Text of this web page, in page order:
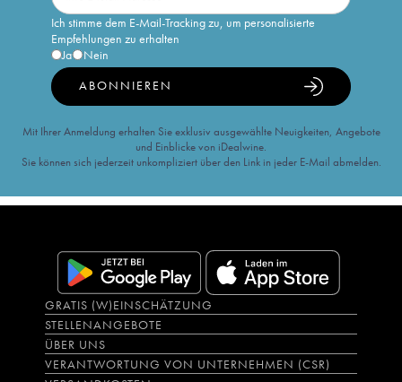
Ich stimme dem E-Mail-Tracking zu, um personalisierte
Empfehlungen zu erhalten
Ja
Nein
ABONNIEREN
Mit Ihrer Anmeldung erhalten Sie exklusiv ausgewählte Neuigkeiten, Angebote
und Einblicke von iDealwine.
Sie können sich jederzeit unkompliziert über den Link in jeder E-Mail abmelden.
GRATIS (W)EINSCHÄTZUNG
STELLENANGEBOTE
ÜBER UNS
VERANTWORTUNG VON UNTERNEHMEN (CSR)